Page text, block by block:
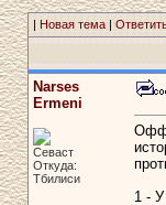
| Новая тема|
Narses
Ermeni
Севаст
Откуда:
Тбилиси
1 -